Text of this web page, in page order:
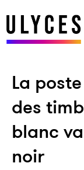
La
des
blanc
noir